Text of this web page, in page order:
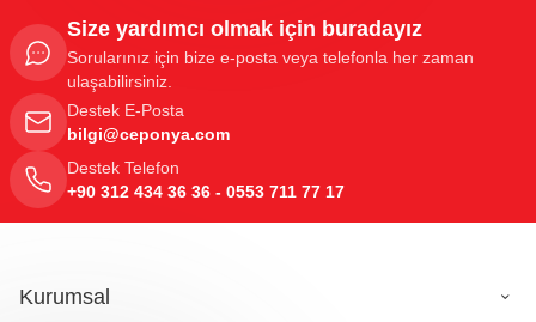
Size yardımcı olmak için buradayız
Sorularınız için bize e-posta veya telefonla her zaman
ulaşabilirsiniz.
Destek E-Posta
bilgi@ceponya.com
Destek Telefon
+90 312 434 36 36 - 0553 711 77 17
Kurumsal